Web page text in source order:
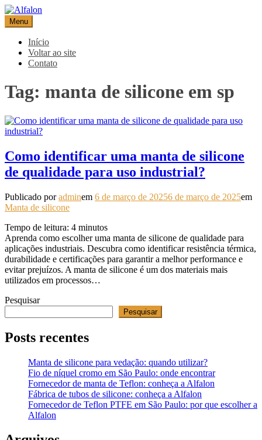
Pular
para
o
conteúdo
Alfalon
comércio e serviços pertinentes aos produtos de embalagens
Menu
Início
Voltar ao site
Contato
Tag: manta de silicone em sp
Como identificar uma manta de silicone
de qualidade para uso industrial?
Publicado poradminem 6 de março de 20256 de março de 2025em
Manta de silicone
Tempo de leitura: 4 minutos
Aprenda como escolher uma manta de silicone de qualidade para
aplicações industriais. Descubra como identificar resistência térmica,
durabilidade e certificações para garantir a melhor performance e
evitar prejuízos. A manta de silicone é um dos materiais mais
utilizados em processos…
Pesquisar
Pesquisar
Posts recentes
Manta de silicone para vedação: quando utilizar?
Fio de níquel cromo em São Paulo: onde encontrar
Fornecedor de manta de Teflon: conheça a Alfalon
Fábrica de tubos de silicone: conheça a Alfalon
Fornecedor de Teflon PTFE em São Paulo: por que escolher a
Alfalon